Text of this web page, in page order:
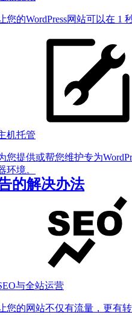
您的WordPress网站可以在 1
机托管
您提供或帮您维护专为
环境。
与全站运营
您的网站不仅有流量，更有
的解决办法